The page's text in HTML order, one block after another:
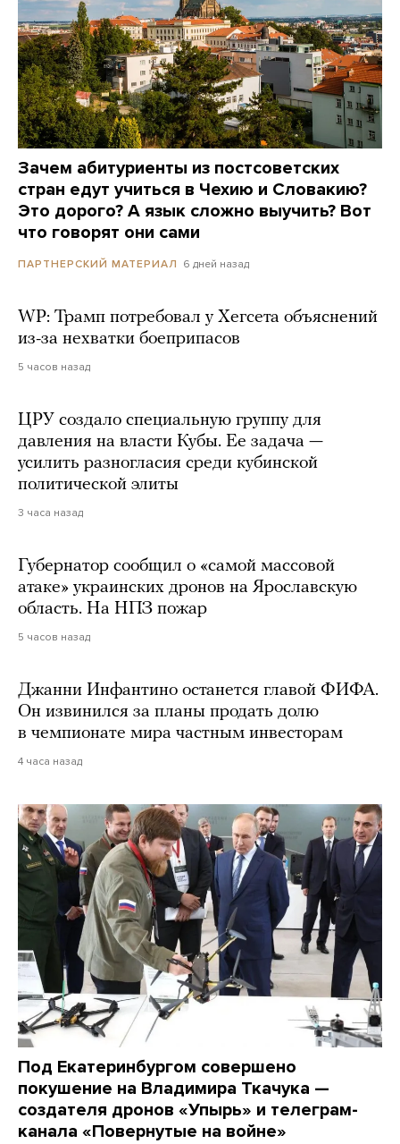
Зачем абитуриенты из постсоветских
стран едут учиться в Чехию и Словакию?
Это дорого? А язык сложно выучить? Вот
что говорят они сами
ПАРТНЕРСКИЙ МАТЕРИАЛ 6 дней назад
WP: Трамп потребовал у Хегсета объяснений
из-за нехватки боеприпасов
5 часов назад
ЦРУ создало специальную группу для
давления на власти Кубы. Ее задача —
усилить разногласия среди кубинской
политической элиты
3 часа назад
Губернатор сообщил о «самой массовой
атаке» украинских дронов на Ярославскую
область. На НПЗ пожар
5 часов назад
Джанни Инфантино останется главой ФИФА.
Он извинился за планы продать долю
в чемпионате мира частным инвесторам
4 часа назад
Под Екатеринбургом совершено
покушение на Владимира Ткачука —
создателя дронов «Упырь» и телеграм-
канала «Повернутые на войне»